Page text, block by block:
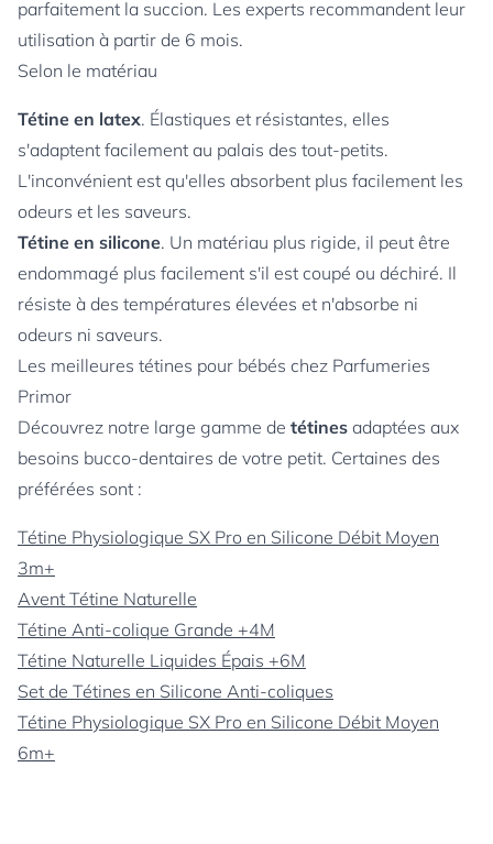
parfaitement la succion. Les experts recommandent leur
utilisation à partir de 6 mois.
Selon le matériau
Tétine en latex. Élastiques et résistantes, elles
s'adaptent facilement au palais des tout-petits.
L'inconvénient est qu'elles absorbent plus facilement les
odeurs et les saveurs.
Tétine en silicone. Un matériau plus rigide, il peut être
endommagé plus facilement s'il est coupé ou déchiré. Il
résiste à des températures élevées et n'absorbe ni
odeurs ni saveurs.
Les meilleures tétines pour bébés chez Parfumeries
Primor
Découvrez notre large gamme de tétines adaptées aux
besoins bucco-dentaires de votre petit. Certaines des
préférées sont :
Tétine Physiologique SX Pro en Silicone Débit Moyen
3m+
Avent Tétine Naturelle
Tétine Anti-colique Grande +4M
Tétine Naturelle Liquides Épais +6M
Set de Tétines en Silicone Anti-coliques
Tétine Physiologique SX Pro en Silicone Débit Moyen
6m+